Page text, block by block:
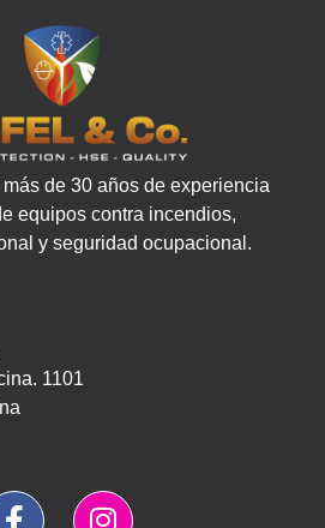
de 30 años de experiencia
equipos contra incendios,
y seguridad ocupacional.
1101